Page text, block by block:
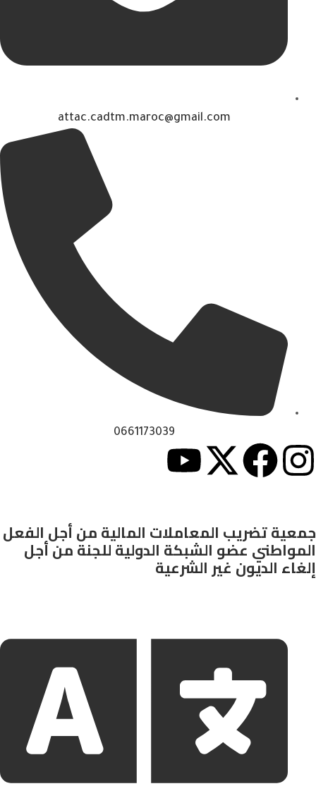
attac.cadtm.maroc@gmail.com
0661173039
جمعية تضريب المعاملات المالية من أجل الفعل
المواطني عضو الشبكة الدولية للجنة من أجل
إلغاء الديون غير الشرعية